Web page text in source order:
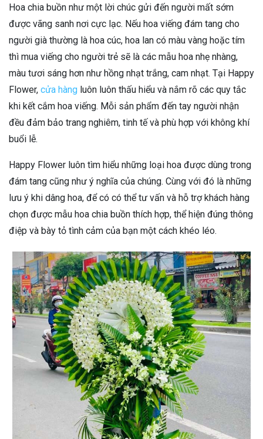
Hoa chia buồn như một lời chúc gửi đến người mất sớm
được vãng sanh nơi cực lạc. Nếu hoa viếng đám tang cho
người già thường là hoa cúc, hoa lan có màu vàng hoặc tím
thì mua viếng cho người trẻ sẽ là các mẫu hoa nhẹ nhàng,
màu tươi sáng hơn như hồng nhạt trắng, cam nhạt. Tại Happy
Flower, cửa hàng luôn luôn thấu hiểu và nắm rõ các quy tắc
khi kết cắm hoa viếng. Mỗi sản phẩm đến tay người nhận
đều đảm bảo trang nghiêm, tinh tế và phù hợp với không khí
buổi lễ.
Happy Flower luôn tìm hiểu những loại hoa được dùng trong
đám tang cũng như ý nghĩa của chúng. Cùng với đó là những
lưu ý khi dâng hoa, để có có thể tư vấn và hỗ trợ khách hàng
chọn được mẫu hoa chia buồn thích hợp, thể hiện đúng thông
điệp và bày tỏ tình cảm của bạn một cách khéo léo.